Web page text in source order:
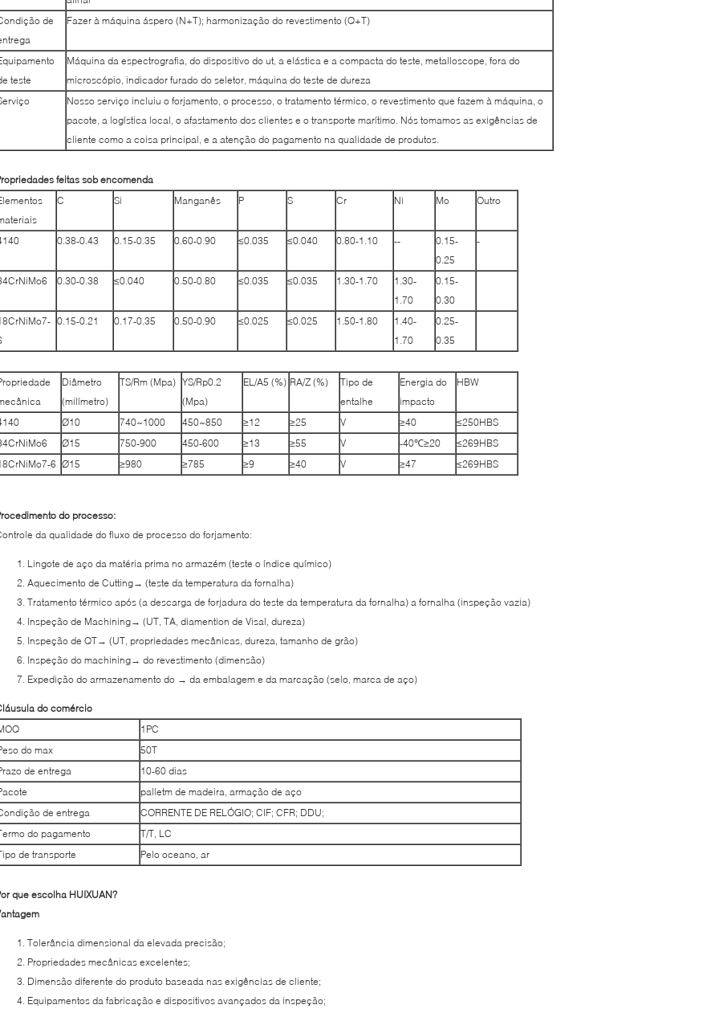
de
Fazer à máquina áspero (N+T); harmonização do revestimento (Q+T)
teste
Máquina da espectrografia, do dispositivo do ut, a elástica e a compacta do teste, metalloscope, fora do
microscópio, indicador furado do seletor, máquina do teste de dureza
Nosso serviço incluiu o forjamento, o processo, o tratamento térmico, o revestimento que fazem à máquina, o
pacote, a logística local, o afastamento dos clientes e o transporte marítimo. Nós tomamos as exigências de
cliente como a coisa principal, e a atenção do pagamento na qualidade de produtos.
feitas sob encomenda
C Si Manganês P S Cr Ni Mo Outro
0.38-0.43 0.15-0.35 0.60-0.90 ≤0.035 ≤0.040 0.80-1.10 --
0.15-
0.25
-
0.30-0.38 ≤0.040 0.50-0.80 ≤0.035 ≤0.035 1.30-1.70
1.30-
1.70
0.15-
0.30
0.15-0.21 0.17-0.35 0.50-0.90 ≤0.025 ≤0.025 1.50-1.80
1.40-
1.70
0.25-
0.35
Diâmetro
(milímetro)
TS/Rm (Mpa) YS/Rp0.2
(Mpa)
EL/A5 (%) RA/Z (%)
Tipo de
entalhe
Energia do
impacto
HBW
Ø10 740~1000 450~850 ≥12 ≥25 V ≥40
≤250HBS
Ø15 750-900 450-600 ≥13 ≥55 V -40℃≥20
≤269HBS
6 Ø15 ≥980 ≥785 ≥9 ≥40 V ≥47 ≤269HBS
do processo:
da qualidade do fluxo de processo do forjamento:
Lingote de aço da matéria prima no armazém (teste o índice químico)
Aquecimento de Cutting→ (teste da temperatura da fornalha)
Tratamento térmico após (a descarga de forjadura do teste da temperatura da fornalha) a fornalha (inspeção vazia)
Inspeção de Machining→ (UT, TA, diamention de Visal, dureza)
Inspeção de QT→ (UT, propriedades mecânicas, dureza, tamanho de grão)
Inspeção do machining→ do revestimento (dimensão)
Expedição do armazenamento do → da embalagem e da marcação (selo, marca de aço)
do comércio
1PC
do max
50T
de entrega
10-60 dias
palletm de madeira, armação de aço
de entrega
CORRENTE DE RELÓGIO; CIF; CFR; DDU;
do pagamento
T/T, LC
de transporte
Pelo oceano, ar
que escolha HUIXUAN?
Tolerância dimensional da elevada precisão;
Propriedades mecânicas excelentes;
Dimensão diferente do produto baseada nas exigências de cliente;
Equipamentos da fabricação e dispositivos avançados da inspeção;